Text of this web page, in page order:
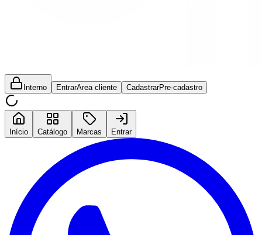
Interno EntrarArea cliente CadastrarPre-cadastro
Início Catálogo Marcas Entrar